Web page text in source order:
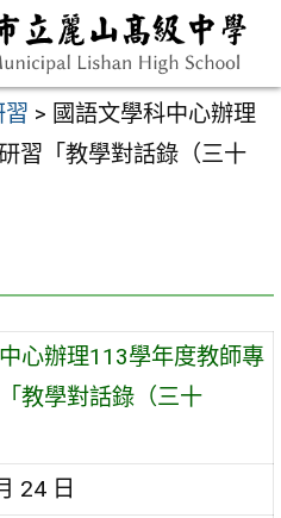
習 > 國語文學科中心辦理
習「教學對話錄（三十
心辦理113學年度教師專
教學對話錄（三十
24 日